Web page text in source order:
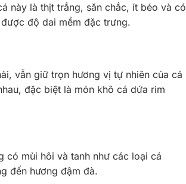
này là thịt trắng, săn chắc, ít béo và có
độ dai mềm đặc trưng.
vẫn giữ trọn hương vị tự nhiên của cá
đặc biệt là món khô cá dứa rim
có mùi hôi và tanh như các loại cá
đến hương đậm đà.